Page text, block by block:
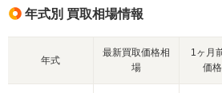
年式別 買取相場情報
年式
最新買取価格相
場
1ヶ月
価